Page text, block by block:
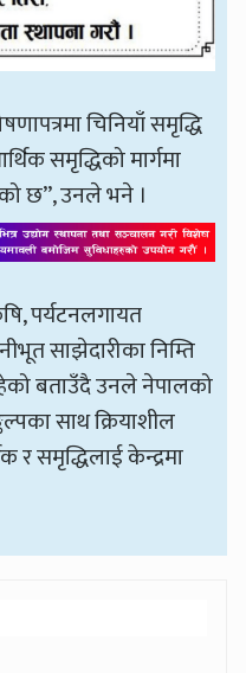
चिनियाँ समृद्धि
समृद्धिको मार्गमा
छ”, उनले भने ।
पर्यटनलगायत
साझेदारीका निम्ति
बताउँदै उनले नेपालको
साथ क्रियाशील
र समृद्धिलाई केन्द्रमा